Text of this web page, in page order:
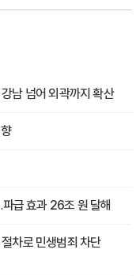
남 넘어 외곽까지 확산
급 효과 26조 원 달해
차로 민생범죄 차단